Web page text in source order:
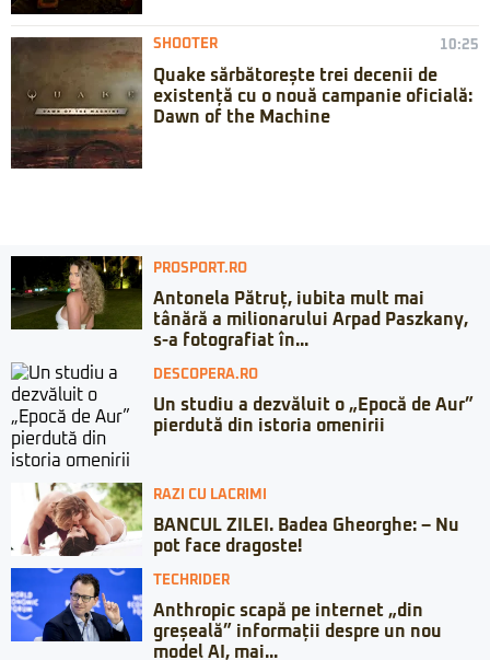
SHOOTER 10:25
Quake sărbătorește trei decenii de
existență cu o nouă campanie oficială:
Dawn of the Machine
PROSPORT.RO
Antonela Pătruț, iubita mult mai
tânără a milionarului Arpad Paszkany,
s-a fotografiat în...
DESCOPERA.RO
Un studiu a dezvăluit o „Epocă de Aur”
pierdută din istoria omenirii
RAZI CU LACRIMI
BANCUL ZILEI. Badea Gheorghe: – Nu
pot face dragoste!
TECHRIDER
Anthropic scapă pe internet „din
greșeală” informații despre un nou
model AI, mai...